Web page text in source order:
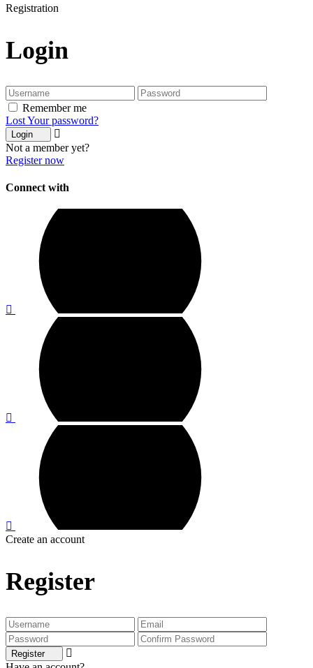
Registration
Login
Remember me
Lost Your password?
Login
Not a member yet?
Register now
Connect with
Create an account
Register
Register